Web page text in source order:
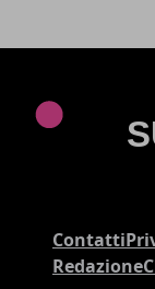
Contatti
Redazione